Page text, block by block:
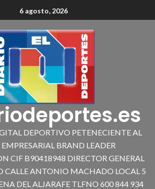
6 agosto, 2026
DEPORTIVO PETENECIENTE AL
BRAND LEADER
CIF B90418948 DIRECTOR GENERAL
CALLE ANTONIO MACHADO LOCAL 5
DEL ALJARAFE TLFNO 600 844 934